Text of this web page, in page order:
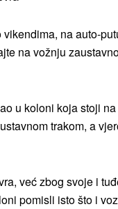
na auto-
na vožnju
u koloni koja stoji
trakom, a
već zbog svoje i
pomisli isto što i